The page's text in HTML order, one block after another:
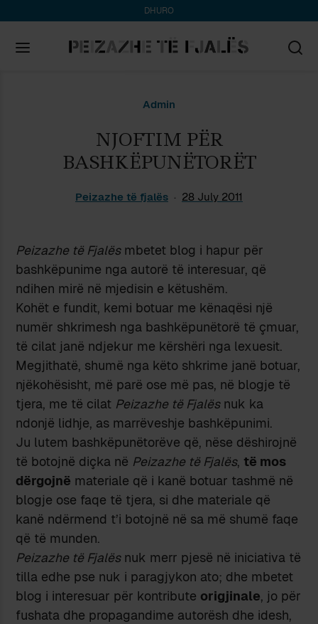
DHURO
Admin
NJOFTIM PËR
BASHKËPUNËTORËT
Peizazhe të fjalës 28 July 2011
Peizazhe të Fjalësmbetet blog i hapur për
bashkëpunime nga autorë të interesuar, që
ndihen mirë në mjedisin e këtushëm.
Kohët e fundit, kemi botuar me kënaqësi një
numër shkrimesh nga bashkëpunëtorë të çmuar,
të cilat janë ndjekur me kërshëri nga lexuesit.
Megjithatë, shumë nga këto shkrime janë botuar,
njëkohësisht, më parë ose më pas, në blogje të
tjera, me të cilat Peizazhe të Fjalësnuk ka
ndonjë lidhje, as marrëveshje bashkëpunimi.
Ju lutem bashkëpunëtorëve që, nëse dëshirojnë
të botojnë diçka në Peizazhe të Fjalës, të mos
dërgojnë materiale që i kanë botuar tashmë në
blogje ose faqe të tjera, si dhe materiale që
kanë ndërmend t’i botojnë në sa më shumë faqe
që të munden.
Peizazhe të Fjalësnuk merr pjesë në iniciativa të
tilla edhe pse nuk i paragjykon ato; dhe mbetet
blog i interesuar për kontribute origjinale, jo për
fushata dhe propagandime autorësh dhe idesh,